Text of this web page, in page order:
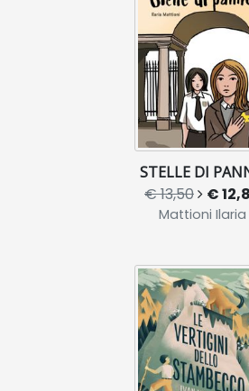
STELLE DI
€ 13,50 €
Mattioni Ilaria